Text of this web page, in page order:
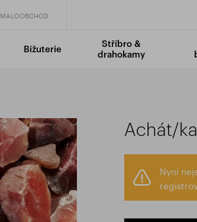
MALOOBCHOD
Bižuterie
Stříbro &
drahokamy
Achát/
Nyní